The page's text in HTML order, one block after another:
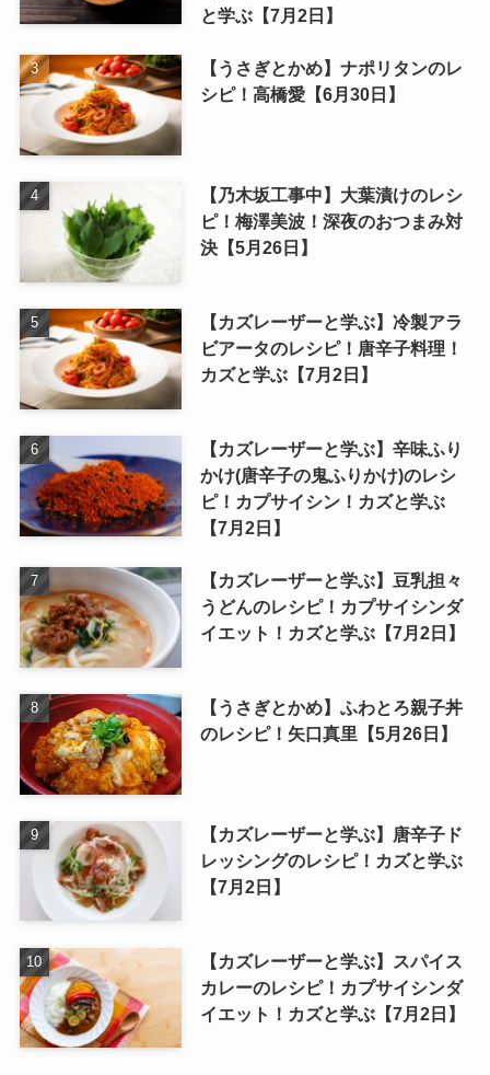
と学ぶ【7月2日】
【うさぎとかめ】ナポリタンのレ
シピ！高橋愛【6月30日】
【乃木坂工事中】大葉漬けのレシ
ピ！梅澤美波！深夜のおつまみ対
決【5月26日】
【カズレーザーと学ぶ】冷製アラ
ビアータのレシピ！唐辛子料理！
カズと学ぶ【7月2日】
【カズレーザーと学ぶ】辛味ふり
かけ(唐辛子の鬼ふりかけ)のレシ
ピ！カプサイシン！カズと学ぶ
【7月2日】
【カズレーザーと学ぶ】豆乳担々
うどんのレシピ！カプサイシンダ
イエット！カズと学ぶ【7月2日】
【うさぎとかめ】ふわとろ親子丼
のレシピ！矢口真里【5月26日】
【カズレーザーと学ぶ】唐辛子ド
レッシングのレシピ！カズと学ぶ
【7月2日】
【カズレーザーと学ぶ】スパイス
カレーのレシピ！カプサイシンダ
イエット！カズと学ぶ【7月2日】